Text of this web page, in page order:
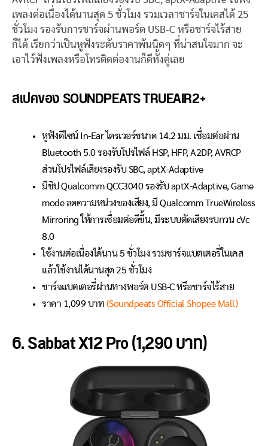
เพลงต่อเนื่องได้นานสุด 5 ชั่วโมง รวมเวลาชาร์จในเคสได้ 25
ชั่วโมง รองรับการชาร์จผ่านพอร์ต USB-C หรือชาร์จไร้สาย
ก็ได้ เรียกว่าเป็นหูฟังระดับราคาพันนิดๆ ที่น่าสนใจมาก จะ
เอาไว้ฟังเพลงหรือโทรติดต่องานก็ดีทั้งคู่เลย
สเปคของ SOUNDPEATS TRUEAIR2+
หูฟังดีไซน์ In-Ear ไดรเวอร์ขนาด 14.2 มม. เชื่อมต่อผ่าน
Bluetooth 5.0 รองรับโปรไฟล์ HSP, HFP, A2DP, AVRCP
ส่วนโปรไฟล์เสียงรองรับ SBC, aptX-Adaptive
มีชิป Qualcomm QCC3040 รองรับ aptX-Adaptive, Game
mode ลดความหน่วงของเสียง, มี Qualcomm TrueWireless
Mirroring ให้การเชื่อมต่อดีขึ้น, มีระบบตัดเสียงรบกวน cVc
8.0
ใช้งานต่อเนื่องได้นาน 5 ชั่วโมง รวมชาร์จแบตเตอรี่ในเคส
แล้วใช้งานได้นานสุด 25 ชั่วโมง
ชาร์จแบตเตอรี่ผ่านทางพอร์ต USB-C หรือชาร์จไร้สาย
ราคา 1,099 บาท (Soundpeats Official Shopee Mall)
6. Sabbat X12 Pro (1,290 บาท)